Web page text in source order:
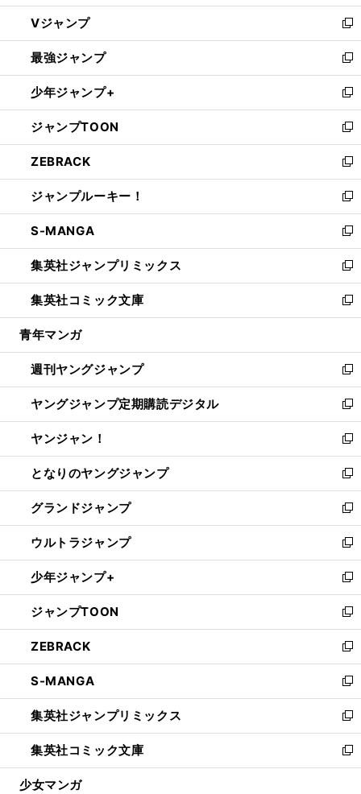
ウ
ィ
ン
ド
ウ
で
開
く
し
い
ウ
ィ
ン
ド
ウ
で
開
く
Vジャンプ
新
し
い
ウ
ィ
ン
ド
ウ
で
開
く
最強ジャンプ
新
し
い
ウ
ィ
ン
ド
ウ
で
開
く
少年ジャンプ+
新
し
い
ウ
ィ
ン
ド
ウ
で
開
く
ジャンプTOON
新
し
い
ウ
ィ
ン
ド
ウ
で
開
く
ZEBRACK
新
し
い
ウ
ィ
ン
ド
ウ
で
開
ジャンプルーキー！
新
し
い
ウ
ィ
ン
ド
ウ
開
く
S-MANGA
新
し
い
ウ
ィ
ン
ウ
で
開
く
集英社ジャンプリミックス
新
し
い
ウ
ン
ド
ウ
で
開
く
集英社コミック文庫
新
し
ウ
ィ
ン
ド
ウ
で
開
く
青年マンガ
週刊ヤングジャンプ
新
し
い
ウ
ィ
ン
ド
ウ
で
開
く
ヤングジャンプ定期購読デジタル
新
し
い
ウ
ィ
ン
ド
ウ
で
開
く
ヤンジャン！
新
し
い
ウ
ィ
ン
ド
ウ
で
開
く
となりのヤングジャンプ
新
し
い
ウ
ィ
ン
ド
ウ
で
開
く
グランドジャンプ
新
し
い
ウ
ィ
ン
ド
ウ
で
開
く
ウルトラジャンプ
新
し
い
ウ
ィ
ン
ド
ウ
で
開
く
少年ジャンプ+
新
し
い
ウ
ィ
ン
ド
ウ
で
開
く
ジャンプTOON
新
し
い
ウ
ィ
ン
ド
ウ
で
開
ZEBRACK
新
し
い
ウ
ィ
ン
ド
ウ
S-MANGA
新
し
い
ウ
ィ
ン
集英社ジャンプリミックス
新
し
い
ウ
集英社コミック文庫
新
し
少女マンガ